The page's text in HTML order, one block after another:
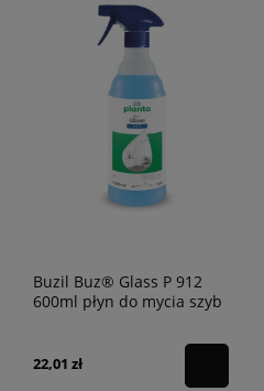
Buzil Buz® Glass P 912
600ml płyn do mycia szyb
22,01 zł